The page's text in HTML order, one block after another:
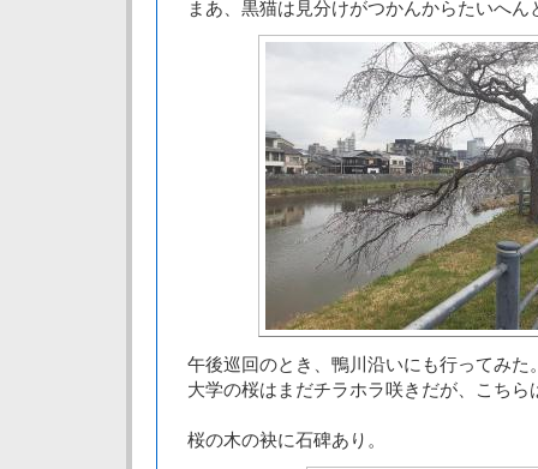
まあ、黒猫は見分けがつかんからたいへん
午後巡回のとき、鴨川沿いにも行ってみた
大学の桜はまだチラホラ咲きだが、こちら
桜の木の袂に石碑あり。